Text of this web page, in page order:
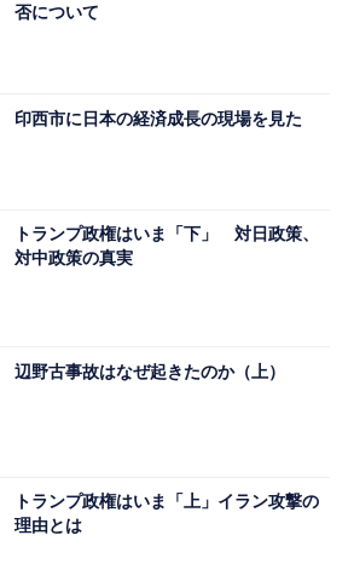
否について
印西市に日本の経済成長の現場を見た
トランプ政権はいま「下」 対日政策、
対中政策の真実
辺野古事故はなぜ起きたのか（上）
トランプ政権はいま「上」イラン攻撃の
理由とは